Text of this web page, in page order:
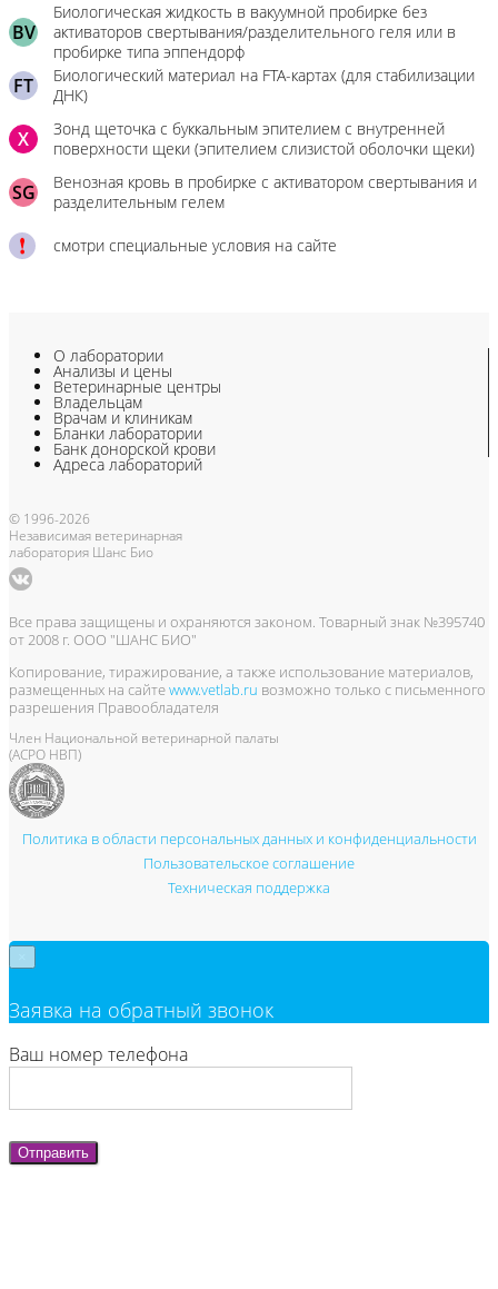
BV
Биологическая жидкость в вакуумной пробирке без
активаторов свертывания/разделительного геля или в
пробирке типа эппендорф
FT
Биологический материал на FTA-картах (для стабилизации
ДНК)
X
Зонд щеточка с буккальным эпителием с внутренней
поверхности щеки (эпителием слизистой оболочки щеки)
SG
Венозная кровь в пробирке с активатором свертывания и
разделительным гелем
смотри специальные условия на сайте
О лаборатории
Анализы и цены
Ветеринарные центры
Владельцам
Врачам и клиникам
Бланки лаборатории
Банк донорской крови
Адреса лабораторий
© 1996-2026
Независимая ветеринарная
лаборатория Шанс Био
Все права защищены и охраняются законом. Товарный знак №395740
от 2008 г. ООО "ШАНС БИО"
Копирование, тиражирование, а также использование материалов,
размещенных на сайтеwww.vetlab.ru возможно только с письменного
разрешения Правообладателя
Член Национальной ветеринарной палаты
(АСРО НВП)
Политика в области персональных данных и конфиденциальности
Пользовательское соглашение
Техническая поддержка
Заявка на обратный звонок
Ваш номер телефона
Отправить